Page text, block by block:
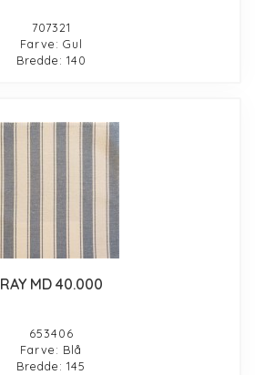
707321
Farve: Gul
Bredde: 140
RAY MD 40.000
653406
Farve: Blå
Bredde: 145